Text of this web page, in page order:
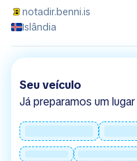
notadir.benni.is
Islândia
Seu veículo
Já preparamos um